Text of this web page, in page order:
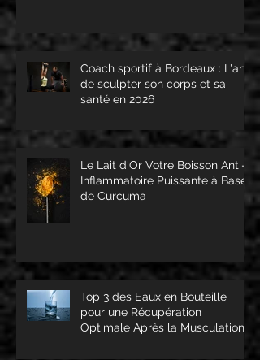
Coach sportif à Bordeaux : L'art
de sculpter son corps et sa
santé en 2026
Le Lait d'Or Votre Boisson Anti-
Inflammatoire Puissante à Base
de Curcuma
Top 3 des Eaux en Bouteille
pour une Récupération
Optimale Après la Musculation